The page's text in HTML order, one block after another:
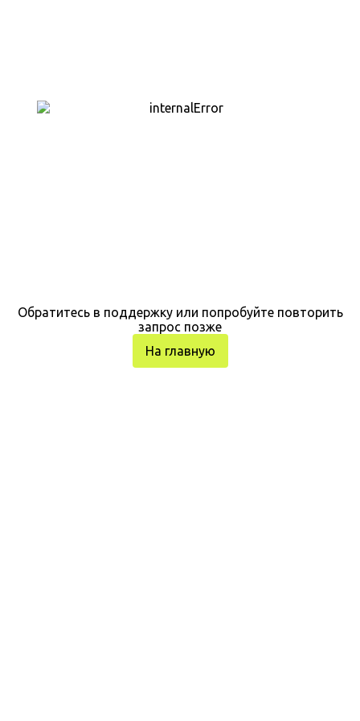
Обратитесь в поддержку или попробуйте повторить
запрос позже
На главную